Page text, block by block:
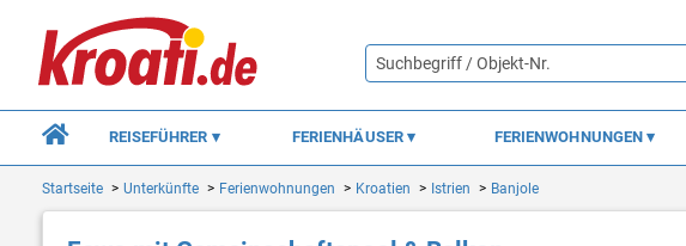
REISEFÜHRER FERIENHÄUSER FERIENWOHNUNGEN
Startseite Unterkünfte Ferienwohnungen Kroatien Istrien Banjole